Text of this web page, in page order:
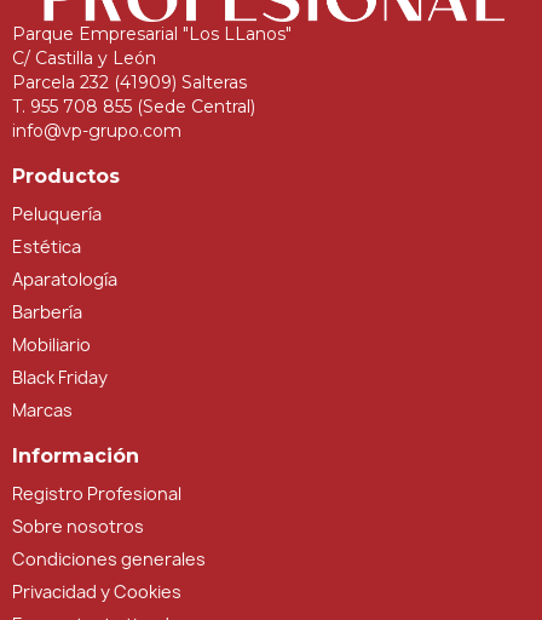
Parque Empresarial "Los LLanos"
C/ Castilla y León
Parcela 232 (41909) Salteras
T. 955 708 855 (Sede Central)
info@vp-grupo.com
Productos
Peluquería
Estética
Aparatología
Barbería
Mobiliario
Black Friday
Marcas
Información
Registro Profesional
Sobre nosotros
Condiciones generales
Privacidad y Cookies